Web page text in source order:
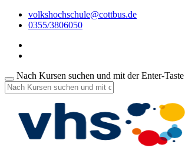
volkshochschule@cottbus.de
0355/3806050
Nach Kursen suchen und mit der Enter-Taste